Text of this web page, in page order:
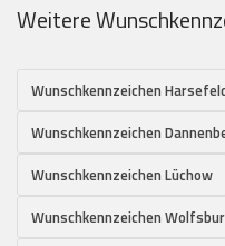
Weitere
Wunschkennzeichen
Wunschkennzeichen
Wunschkennzeichen Lüchow
Wunschkennzeichen